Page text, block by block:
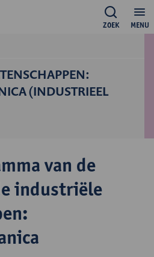
MENU
ZOEK
(INDUSTRIEEL
van de
industriële